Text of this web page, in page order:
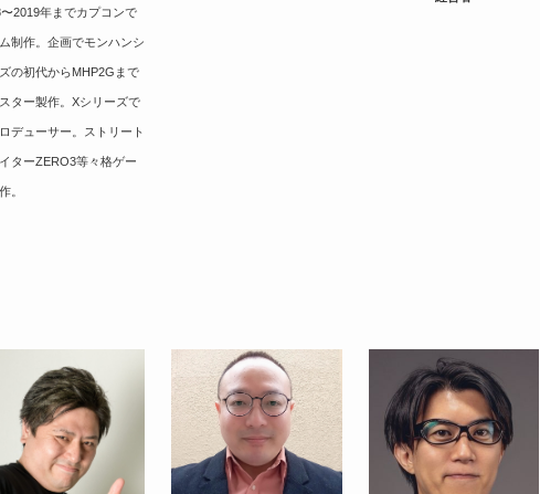
〜2019年までカプコンで
制作。企画でモンハンシ
の初代からMHP2Gまで
ター製作。Xシリーズで
デューサー。ストリート
ターZERO3等々格ゲー
。